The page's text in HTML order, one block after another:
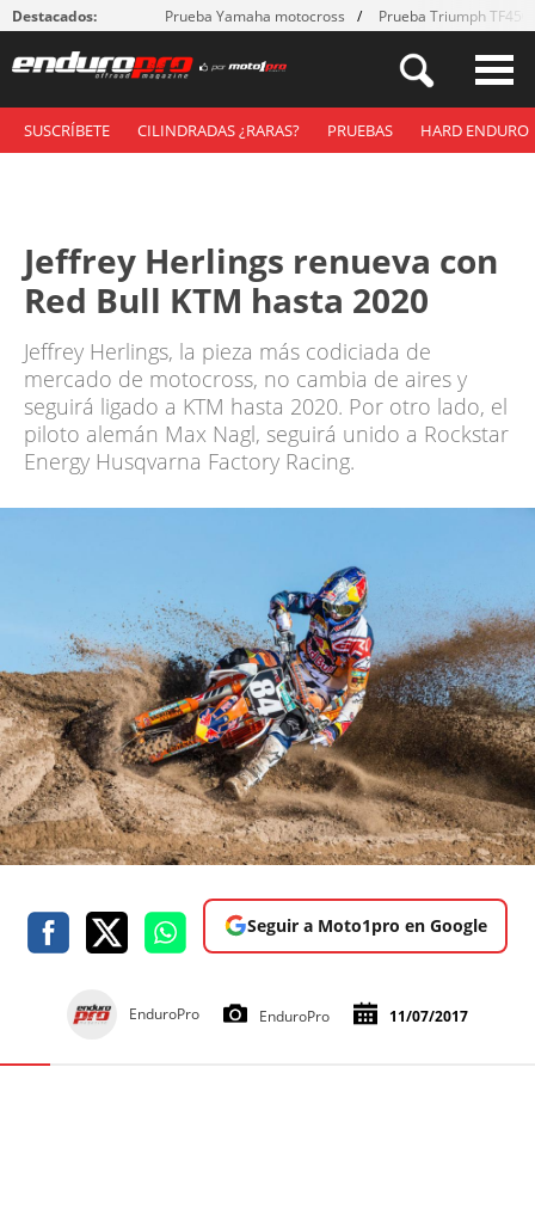
Destacados: Prueba Yamaha motocross Prueba Triumph
SUSCRÍBETE CILINDRADAS ¿RARAS? PRUEBAS HARD ENDURO
Jeffrey Herlings renueva con
Red Bull KTM hasta 2020
Jeffrey Herlings, la pieza más codiciada de
mercado de motocross, no cambia de aires y
seguirá ligado a KTM hasta 2020. Por otro lado, el
piloto alemán Max Nagl, seguirá unido a Rockstar
Energy Husqvarna Factory Racing.
Seguir a Moto1pro en Google
EnduroPro EnduroPro 11/07/2017